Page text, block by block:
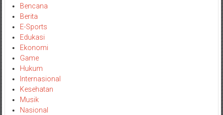
Bencana
Berita
E-Sports
Edukasi
Ekonomi
Game
Hukum
Internasional
Kesehatan
Musik
Nasional